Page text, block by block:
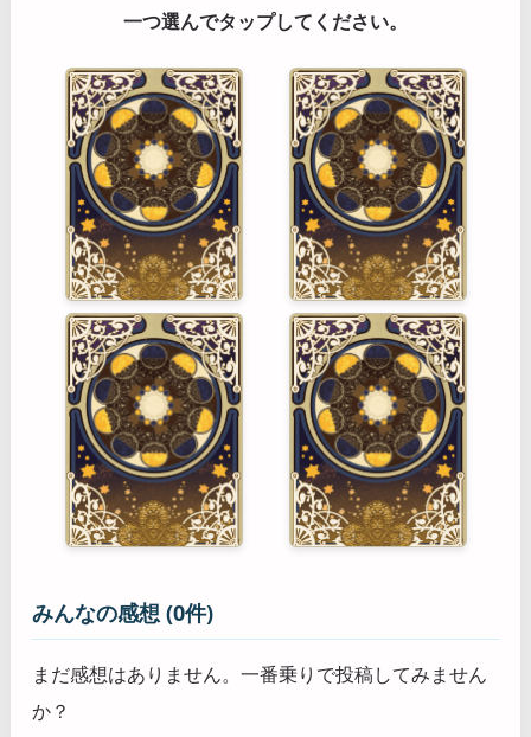
一つ選んでタップしてください。
みんなの感想 (0件)
まだ感想はありません。一番乗りで投稿してみません
か？